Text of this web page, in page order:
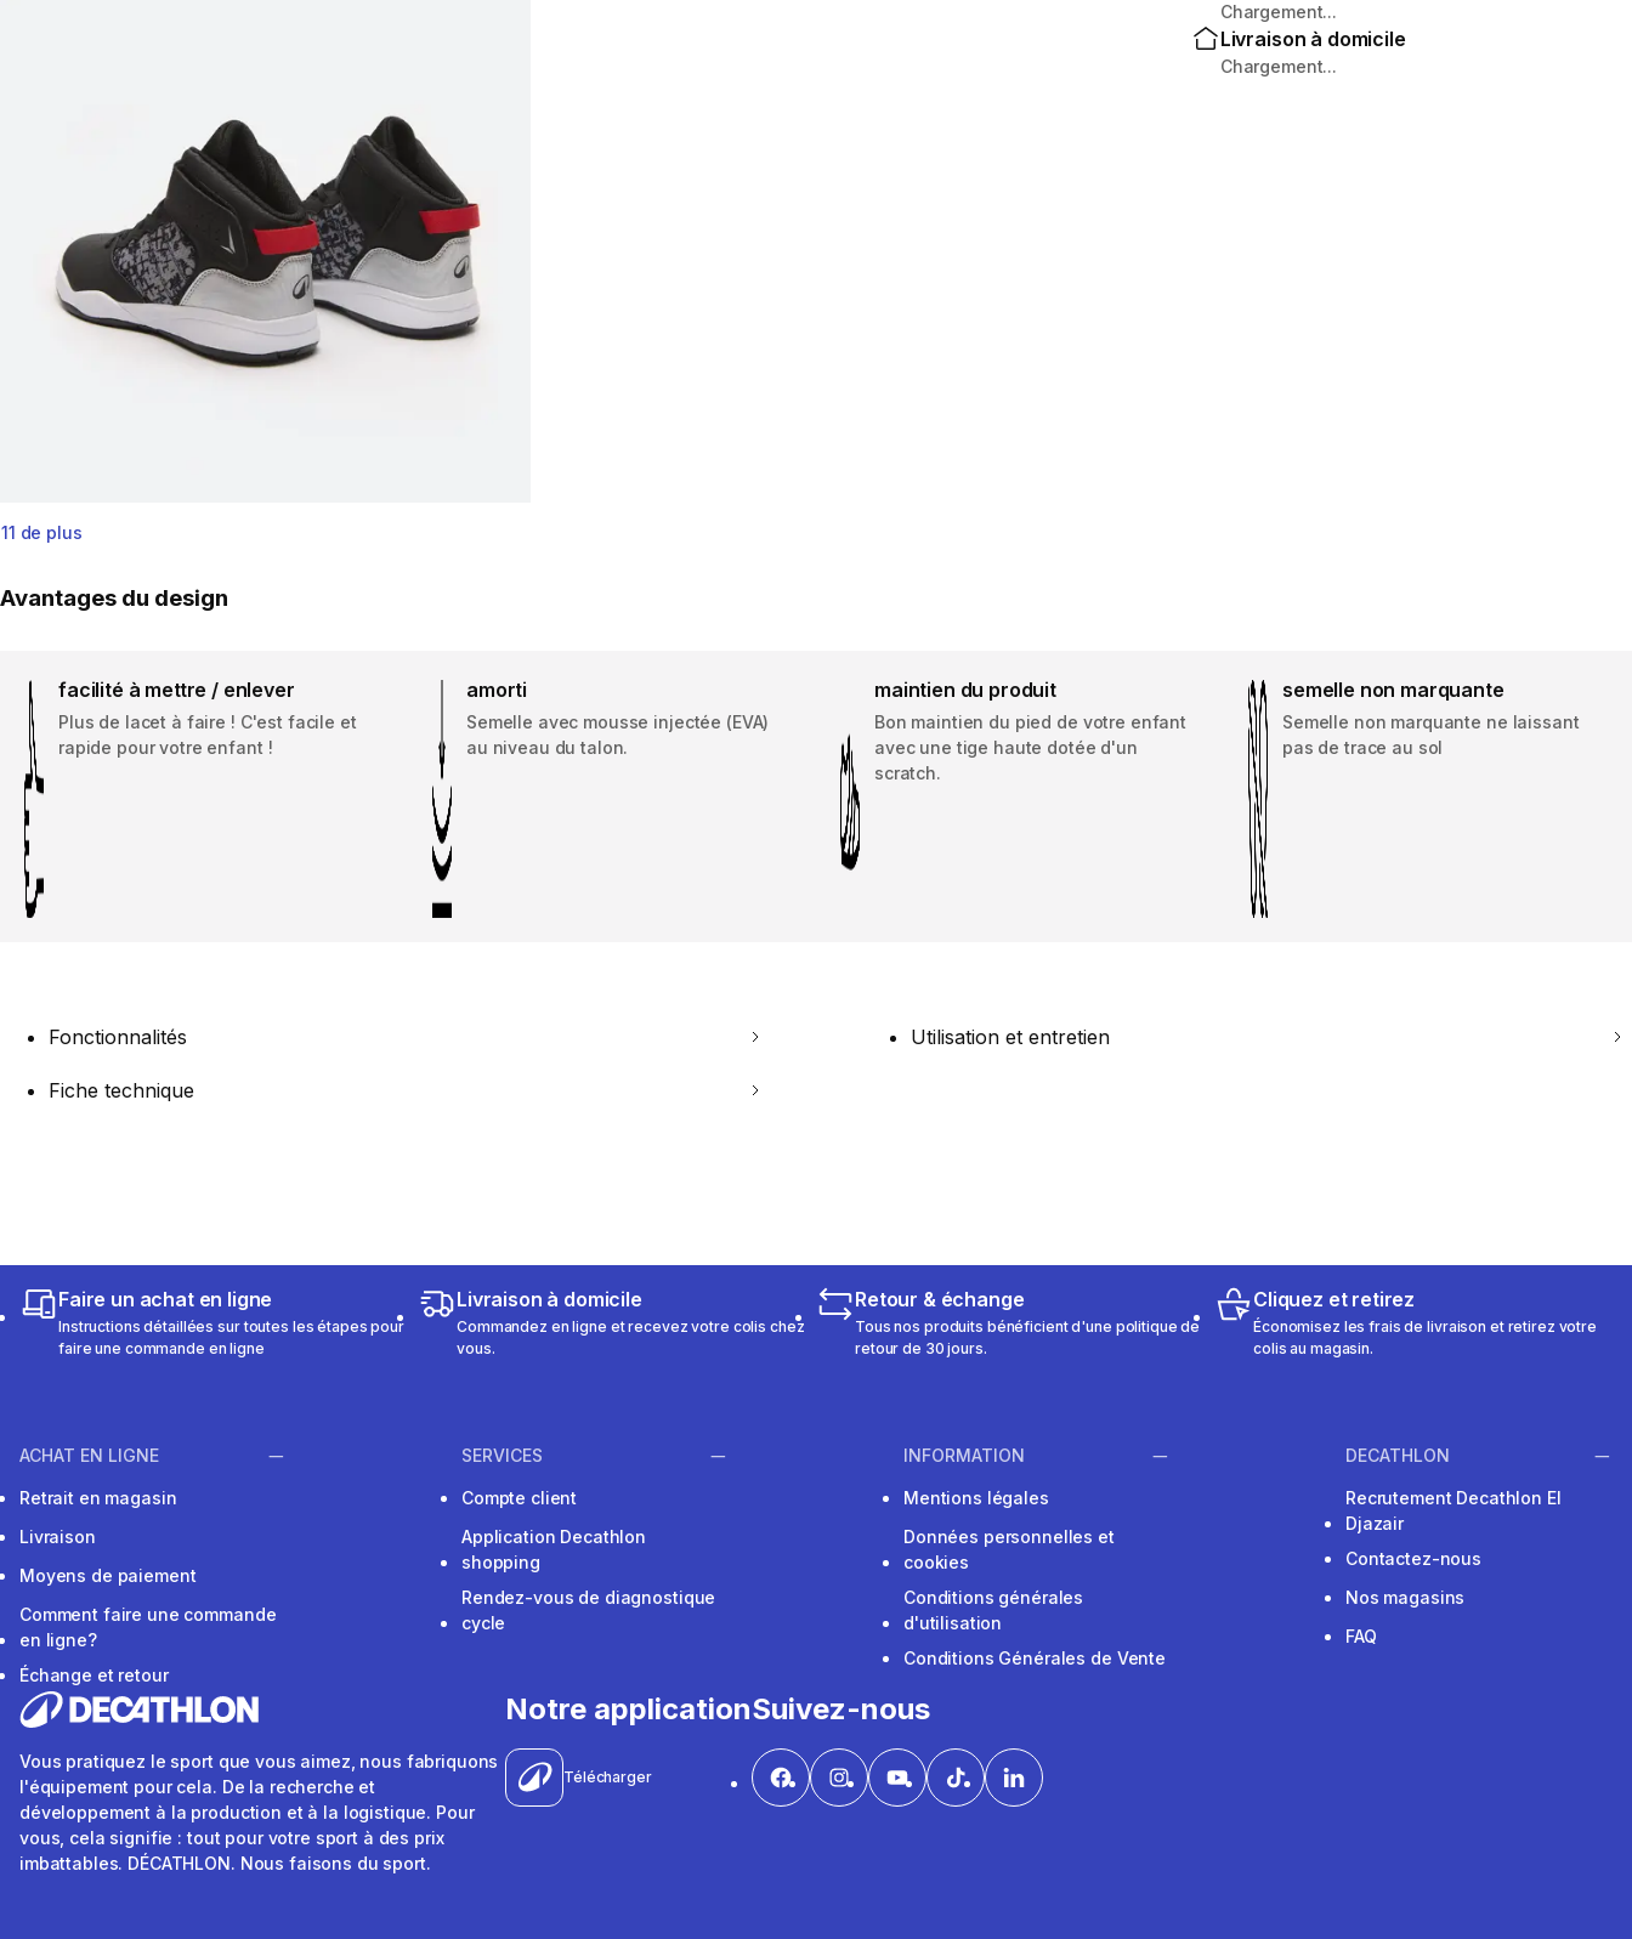
11 de plus
Chargement...
Livraison à domicile
Chargement...
Avantages du design
facilité à mettre / enlever
Plus de lacet à faire ! C'est facile et
rapide pour votre enfant !
amorti
Semelle avec mousse injectée (EVA)
au niveau du talon.
maintien du produit
Bon maintien du pied de votre enfant
avec une tige haute dotée d'un
scratch.
semelle non marquante
Semelle non marquante ne laissant
pas de trace au sol
Fonctionnalités Utilisation et entretien
Fiche technique
Faire un achat en ligne
Instructions détaillées sur toutes les étapes pour
faire une commande en ligne
Livraison à domicile
Commandez en ligne et recevez votre colis chez
vous.
Retour & échange
Tous nos produits bénéficient d'une politique de
retour de 30 jours.
Cliquez et retirez
Économisez les frais de livraison et retirez votre
colis au magasin.
ACHAT EN LIGNE
Retrait en magasin
Livraison
Moyens de paiement
Comment faire une commande
en ligne?
Échange et retour
SERVICES
Compte client
Application Decathlon
shopping
Rendez-vous de diagnostique
cycle
INFORMATION
Mentions légales
Données personnelles et
cookies
Conditions générales
d'utilisation
Conditions Générales de Vente
DECATHLON
Recrutement Decathlon El
Djazair
Contactez-nous
Nos magasins
FAQ
Vous pratiquez le sport que vous aimez, nous fabriquons
l'équipement pour cela. De la recherche et
développement à la production et à la logistique. Pour
vous, cela signifie : tout pour votre sport à des prix
imbattables. DÉCATHLON. Nous faisons du sport.
Notre application
Télécharger
Suivez-nous